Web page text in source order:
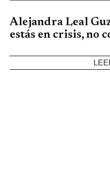
Alejandra Leal
estás en crisis, no